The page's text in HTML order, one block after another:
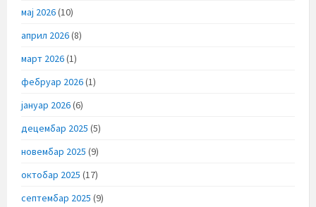
мај 2026(10)
април 2026(8)
март 2026(1)
фебруар 2026(1)
јануар 2026(6)
децембар 2025 (5)
новембар 2025 (9)
октобар 2025 (17)
септембар 2025 (9)